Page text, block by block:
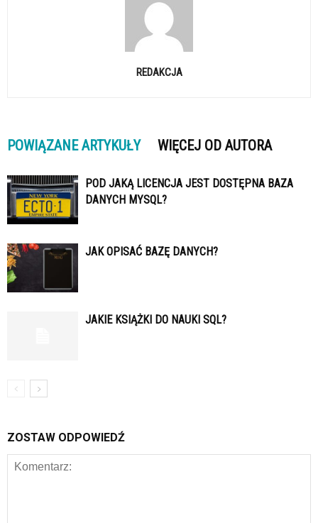
REDAKCJA
POWIĄZANE ARTYKUŁY WIĘCEJ OD AUTORA
POD JAKĄ LICENCJA JEST DOSTĘPNA BAZA
DANYCH MYSQL?
JAK OPISAĆ BAZĘ DANYCH?
JAKIE KSIĄŻKI DO NAUKI SQL?
ZOSTAW ODPOWIEDŹ